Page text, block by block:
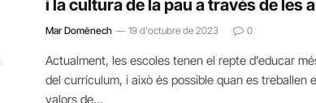
i la cultura de la pau a través de les
Mar Domènech 19 d'octubre de 2023 0
Actualment, les escoles tenen el repte d’educar
del currículum, i això és possible quan es treballen
valors de…